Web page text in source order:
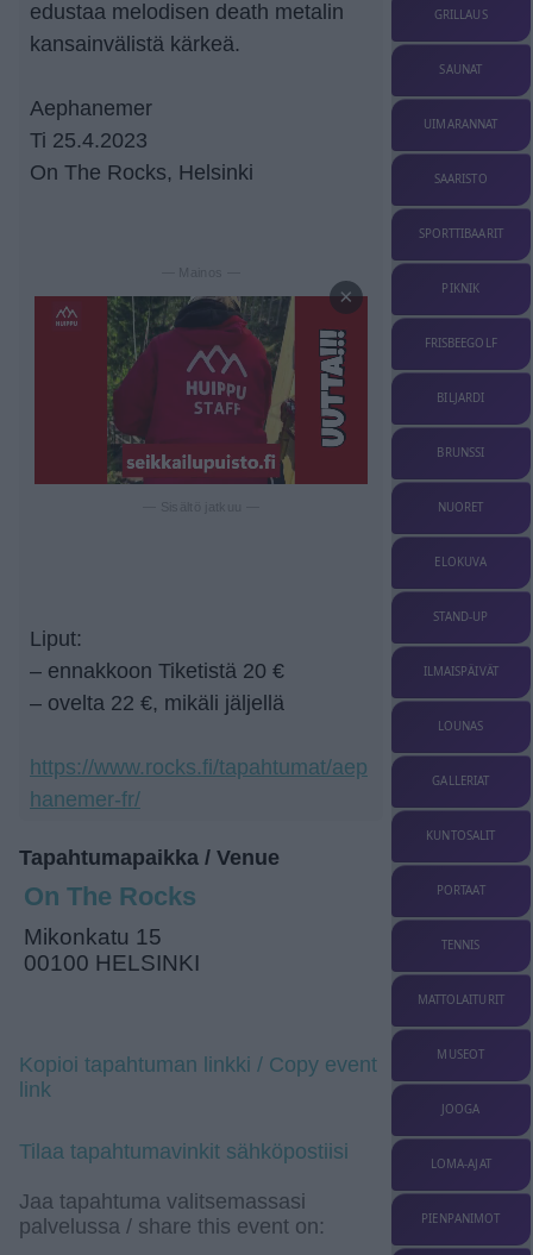
edustaa melodisen death metalin
kansainvälistä kärkeä.
Aephanemer
Ti 25.4.2023
On The Rocks, Helsinki
— Mainos —
×
Liput:
– ennakkoon Tiketistä 20 €
– ovelta 22 €, mikäli jäljellä
https://www.rocks.fi/tapahtumat/aep
hanemer-fr/
Tapahtumapaikka / Venue
On The Rocks
Mikonkatu 15
00100 HELSINKI
Kopioi tapahtuman linkki / Copy event
link
Tilaa tapahtumavinkit sähköpostiisi
Jaa tapahtuma valitsemassasi
palvelussa / share this event on:
GRILLAUS
SAUNAT
UIMARANNAT
SAARISTO
SPORTTIBAARIT
PIKNIK
FRISBEEGOLF
BILJARDI
BRUNSSI
NUORET
ELOKUVA
STAND-UP
ILMAISPÄIVÄT
LOUNAS
GALLERIAT
KUNTOSALIT
PORTAAT
TENNIS
MATTOLAITURIT
MUSEOT
JOOGA
LOMA-AJAT
PIENPANIMOT